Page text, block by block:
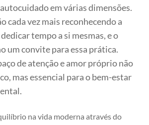
em várias dimensões.
cada vez mais reconhecendo a
tempo a si mesmas, e o
um convite para essa prática.
de atenção e amor próprio não
mas essencial para o bem-estar
na vida moderna através do